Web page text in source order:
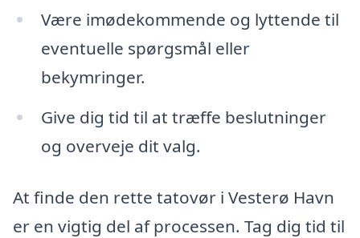
Være imødekommende og lyttende til
eventuelle spørgsmål eller
bekymringer.
Give dig tid til at træffe beslutninger
og overveje dit valg.
At finde den rette tatovør i Vesterø Havn
er en vigtig del af processen. Tag dig tid til